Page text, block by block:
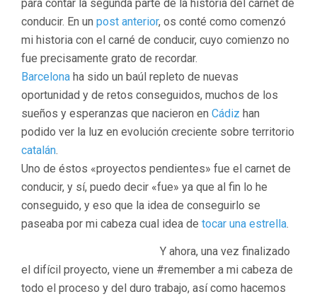
para contar la segunda parte de la historia del carnet de
conducir. En un post anterior, os conté como comenzó
mi historia con el carné de conducir, cuyo comienzo no
fue precisamente grato de recordar.
Barcelona ha sido un baúl repleto de nuevas
oportunidad y de retos conseguidos, muchos de los
sueños y esperanzas que nacieron en Cádiz han
podido ver la luz en evolución creciente sobre territorio
catalán.
Uno de éstos «proyectos pendientes» fue el carnet de
conducir, y sí, puedo decir «fue» ya que al fin lo he
conseguido, y eso que la idea de conseguirlo se
paseaba por mi cabeza cual idea de tocar una estrella.
Y ahora, una vez finalizado
el difícil proyecto, viene un #remember a mi cabeza de
todo el proceso y del duro trabajo, así como hacemos